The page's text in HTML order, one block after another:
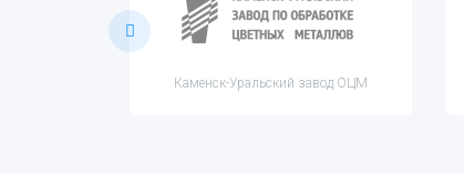
Каменск-Уральский завод ОЦМ